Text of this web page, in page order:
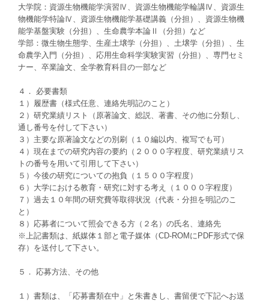
大学院：資源生物機能学演習Ⅳ、資源生物機能学輪講Ⅳ、資源生
物機能学特論Ⅳ、資源生物機能学基礎講義（分担）、資源生物機
能学基盤実験（分担）、生命農学本論Ⅱ（分担）など
学部：微生物生態学、生産土壌学（分担）、土壌学（分担）、生
命農学入門（分担）、応用生命科学実験実習（分担）、専門セミ
ナー、卒業論文、全学教育科目の一部など
４． 必要書類
１）履歴書（様式任意、連絡先明記のこと）
２）研究業績リスト（原著論文、総説、著書、その他に分類し、
通し番号を付して下さい）
３）主要な原著論文などの別刷（１０編以内、複写でも可）
４）現在までの研究内容の要約（２０００字程度、研究業績リス
トの番号を用いて引用して下さい）
５）今後の研究についての抱負（１５００字程度）
６）大学における教育・研究に対する考え（１０００字程度）
７）過去１０年間の研究費等取得状況（代表・分担を明記のこ
と）
８）応募者について照会できる方（２名）の氏名、連絡先
※上記書類は、紙媒体１部と電子媒体（CD-ROMにPDF形式で保
存）を送付して下さい。
５． 応募方法、その他
１）書類は、「応募書類在中」と朱書きし、書留便で下記へお送